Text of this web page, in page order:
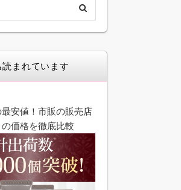
まれています
安値！市販の販売店
価格を徹底比較